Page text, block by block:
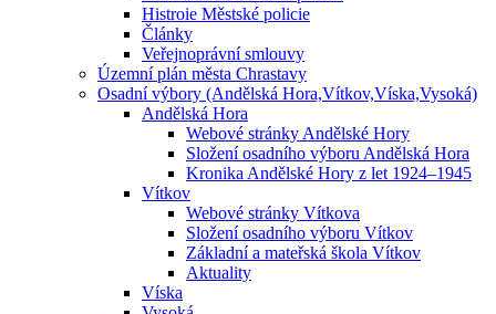
Histroie Městské policie
Články
Veřejnoprávní smlouvy
Územní plán města Chrastavy
Osadní výbory (Andělská Hora,Vítkov,Víska,Vysoká)
Andělská Hora
Webové stránky Andělské Hory
Složení osadního výboru Andělská Hora
Kronika Andělské Hory z let 1924–1945
Vítkov
Webové stránky Vítkova
Složení osadního výboru Vítkov
Základní a mateřská škola Vítkov
Aktuality
Víska